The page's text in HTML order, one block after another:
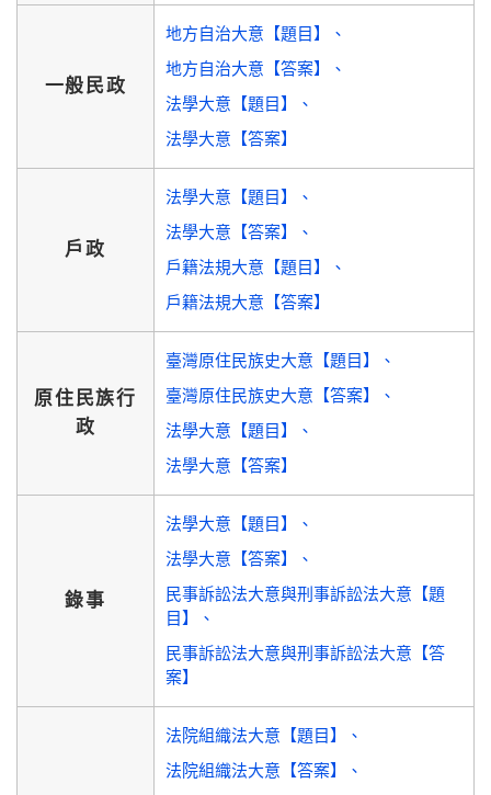
一般民政
地方自治大意【題目】
地方自治大意【答案】
法學大意【題目】
法學大意【答案】
戶政
法學大意【題目】
法學大意【答案】
戶籍法規大意【題目】
戶籍法規大意【答案】
原住民族行
政
臺灣原住民族史大意【題目】
臺灣原住民族史大意【答案】
法學大意【題目】
法學大意【答案】
錄事
法學大意【題目】
法學大意【答案】
民事訴訟法大意與刑事訴訟法大意【題
目】
民事訴訟法大意與刑事訴訟法大意【答
案】
法院組織法大意【題目】
法院組織法大意【答案】